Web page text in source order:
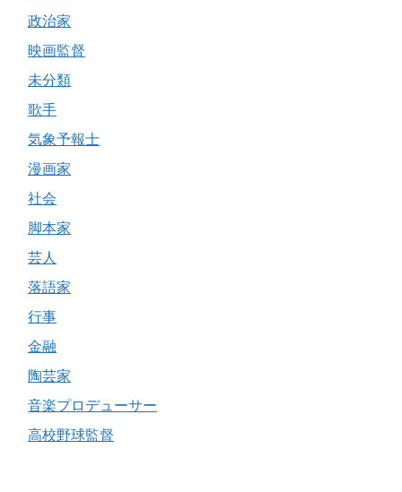
政治家
映画監督
未分類
歌手
気象予報士
漫画家
社会
脚本家
芸人
落語家
行事
金融
陶芸家
音楽プロデューサー
高校野球監督